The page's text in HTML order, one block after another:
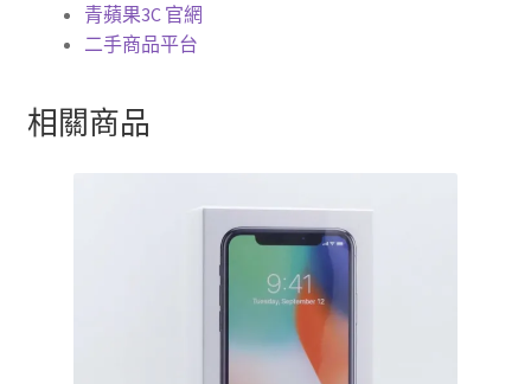
青蘋果3C 官網
二手商品平台
相關商品